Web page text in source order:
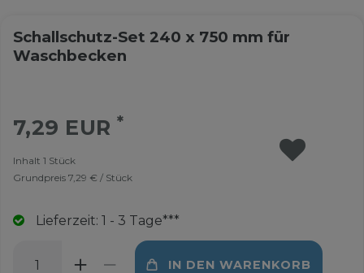
Schallschutz-Set 240 x 750 mm für
Waschbecken
7,29 EUR*
Inhalt 1 Stück
Grundpreis 7,29 € / Stück
Lieferzeit: 1 - 3 Tage***
IN DEN WARENKORB